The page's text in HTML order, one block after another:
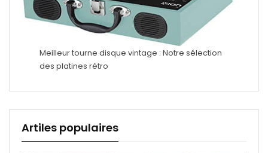
Meilleur tourne disque vintage : Notre sélection
des platines rétro
Artiles populaires